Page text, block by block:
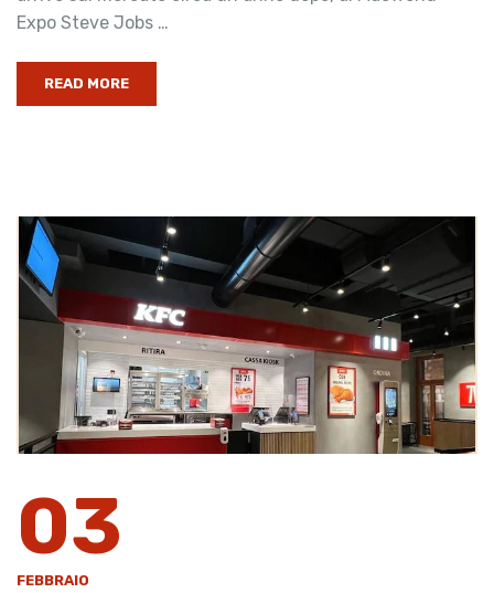
Expo Steve Jobs …
READ MORE
03
FEBBRAIO